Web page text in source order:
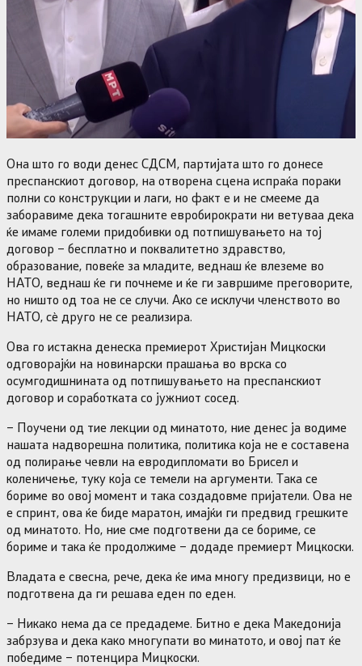
Она што го води денес СДСМ, партијата што го донесе
преспанскиот договор, на отворена сцена испраќа пораки
полни со конструкции и лаги, но факт е и не смееме да
заборавиме дека тогашните евробирократи ни ветуваа дека
ќе имаме големи придобивки од потпишувањето на тој
договор – бесплатно и поквалитетно здравство,
образование, повеќе за младите, веднаш ќе влеземе во
НАТО, веднаш ќе ги почнеме и ќе ги завршиме преговорите,
но ништо од тоа не се случи. Ако се исклучи членството во
НАТО, сè друго не се реализира.
Ова го истакна денеска премиерот Христијан Мицкоски
одговорајќи на новинарски прашања во врска со
осумгодишнината од потпишувањето на преспанскиот
договор и соработката со јужниот сосед.
– Поучени од тие лекции од минатото, ние денес ја водиме
нашата надворешна политика, политика која не е составена
од полирање чевли на евродипломати во Брисел и
коленичење, туку која се темели на аргументи. Така се
бориме во овој момент и така создадовме пријатели. Ова не
е спринт, ова ќе биде маратон, имајќи ги предвид грешките
од минатото. Но, ние сме подготвени да се бориме, се
бориме и така ќе продолжиме – додаде премиерт Мицкоски.
Владата е свесна, рече, дека ќе има многу предизвици, но е
подготвена да ги решава еден по еден.
– Никако нема да се предадеме. Битно е дека Македонија
забрзува и дека како многупати во минатото, и овој пат ќе
победиме – потенцира Мицкоски.